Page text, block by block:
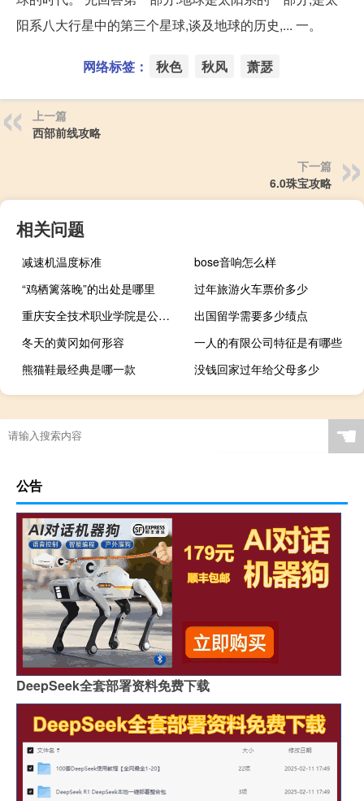
阳系八大行星中的第三个星球,谈及地球的历史,... 一。
网络标签： 秋色 秋风 萧瑟
上一篇
西部前线攻略
下一篇
6.0珠宝攻略
相关问题
减速机温度标准
bose音响怎么样
“鸡栖篱落晚”的出处是哪里
过年旅游火车票价多少
重庆安全技术职业学院是公办还是民办
出国留学需要多少绩点
冬天的黄冈如何形容
一人的有限公司特征是有哪些
熊猫鞋最经典是哪一款
没钱回家过年给父母多少
☚
公告
DeepSeek全套部署资料免费下载